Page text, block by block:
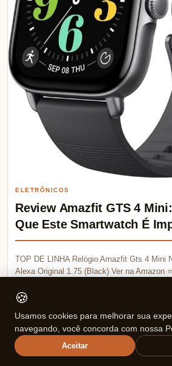
ELETRÔNICOS
Review Amazfit GTS 4
Que Este Smartwatch É
TOP DE LINHA Relógio Amazfit Gts 4 Mini
Alexa Original 1.75 (Black) Ver na Amazon
🍪
Usamos cookies para melhorar sua
navegando, você concorda com nossa
Aceitar